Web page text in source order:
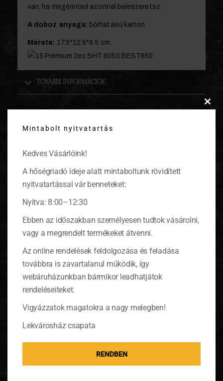
van, ha megérinted azonnal beleszeretsz.
A doboz anyaga: bőrhatású karton
Mérete: 17.5*12.5*6.5 cm.
TOVÁBBI INFORMÁCIÓK
KAPCSOLÓDÓ TERMÉKEK
25 650Ft
Mintabolt nyitvatartás
Kedves Vásárlóink!
A hőségriadó ideje alatt mintaboltunk rövidített
nyitvatartással vár benneteket:
Nyitva: 8:00–12:30
Ebben az időszakban személyesen tudtok vásárolni,
vagy a megrendelt termékeket átvenni.
Az online rendelések feldolgozása és feladása
továbbra is zavartalanul működik, így
webáruházunkban bármikor leadhatjátok
rendeléseiteket.
Vigyázzatok magatokra a nagy melegben!
Lekvárosház csapata
RENDBEN